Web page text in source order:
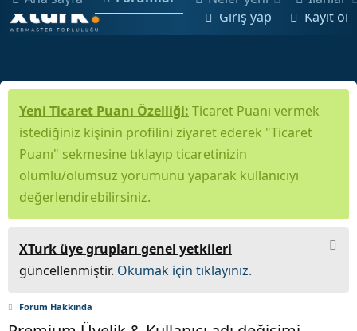
Giriş yap Kayıt ol
Yeni Ticaret Puanı Özelliği: Ticaret Puanı vermek
istediğiniz kişinin profilini ziyaret ederek "Ticaret
Puanı" sekmesine tıklayıp ticaretinizin
olumlu/olumsuz yorumunu yaparak kullanıcıyı
değerlendirebilirsiniz.
XTurk üye grupları genel yetkileri
güncellenmiştir. Okumak için tıklayınız.
Forum Hakkında